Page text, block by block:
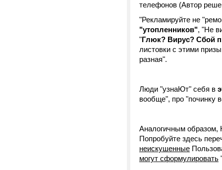
телефонов (Автор
"Рекламируйте не
"утопленников", "Не
"Глюк? Вирус? Сбой
листовки с этими
разная".
Люди "узнаЮт" себя в
вообще", про "починку
Аналогичным образом,
Попробуйте здесь
неискушенные
могут сформулировать